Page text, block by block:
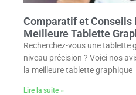
Comparatif et Conseils
Meilleure Tablette
Recherchez-vous une tablette
niveau précision ? Voici nos
la meilleure tablette graphique
Lire la suite »